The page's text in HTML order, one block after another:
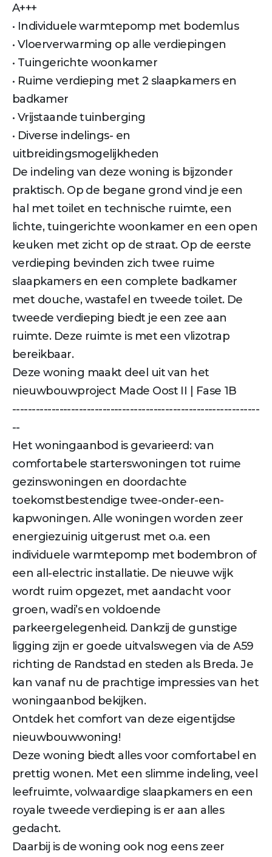
A+++
• Individuele warmtepomp met bodemlus
• Vloerverwarming op alle verdiepingen
• Tuingerichte woonkamer
• Ruime verdieping met 2 slaapkamers en
badkamer
• Vrijstaande tuinberging
• Diverse indelings- en
uitbreidingsmogelijkheden
De indeling van deze woning is bijzonder
praktisch. Op de begane grond vind je een
hal met toilet en technische ruimte, een
lichte, tuingerichte woonkamer en een open
keuken met zicht op de straat. Op de eerste
verdieping bevinden zich twee ruime
slaapkamers en een complete badkamer
met douche, wastafel en tweede toilet. De
tweede verdieping biedt je een zee aan
ruimte. Deze ruimte is met een vlizotrap
bereikbaar.
Deze woning maakt deel uit van het
nieuwbouwproject Made Oost II | Fase 1B
---------------------------------------------------------------
--
Het woningaanbod is gevarieerd: van
comfortabele starterswoningen tot ruime
gezinswoningen en doordachte
toekomstbestendige twee-onder-een-
kapwoningen. Alle woningen worden zeer
energiezuinig uitgerust met o.a. een
individuele warmtepomp met bodembron of
een all-electric installatie. De nieuwe wijk
wordt ruim opgezet, met aandacht voor
groen, wadi’s en voldoende
parkeergelegenheid. Dankzij de gunstige
ligging zijn er goede uitvalswegen via de A59
richting de Randstad en steden als Breda. Je
kan vanaf nu de prachtige impressies van het
woningaanbod bekijken.
Ontdek het comfort van deze eigentijdse
nieuwbouwwoning!
Deze woning biedt alles voor comfortabel en
prettig wonen. Met een slimme indeling, veel
leefruimte, volwaardige slaapkamers en een
royale tweede verdieping is er aan alles
gedacht.
Daarbij is de woning ook nog eens zeer